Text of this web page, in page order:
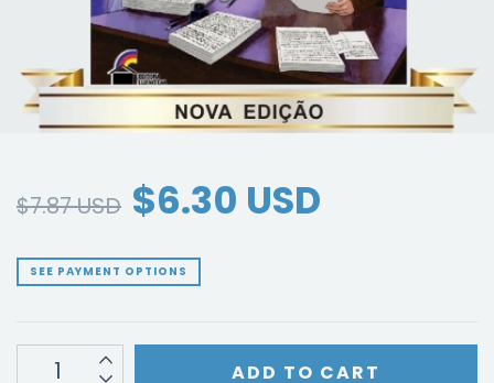
$7.87 USD $6.30 USD
SEE PAYMENT OPTIONS